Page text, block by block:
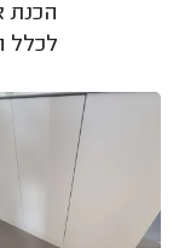
הכנת
לכלל